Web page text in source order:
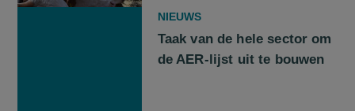
NIEUWS
Taak van de hele sector om
de AER-lijst uit te bouwen